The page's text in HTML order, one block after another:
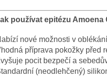
používat epitézu Amoena
nové možnosti v
příprava pokožky před
pocit bezpečí a
(neodlehčený)